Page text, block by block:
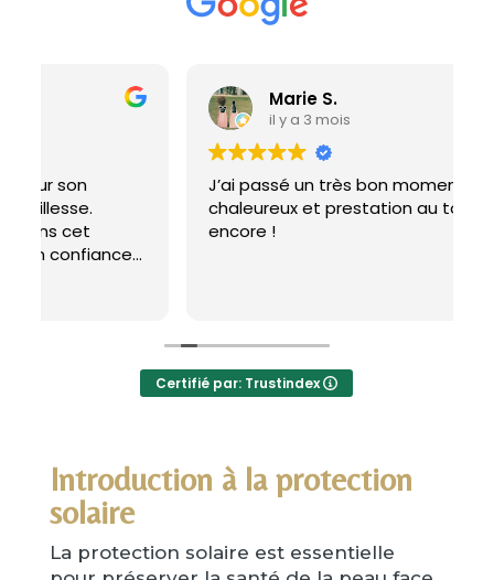
Marie S.
il y a 3 mois
J’ai passé un très bon moment, accueil
chaleureux et prestation au top. Merci
encore !
Certifié par: Trustindex
Introduction à la protection
solaire
La protection solaire est essentielle